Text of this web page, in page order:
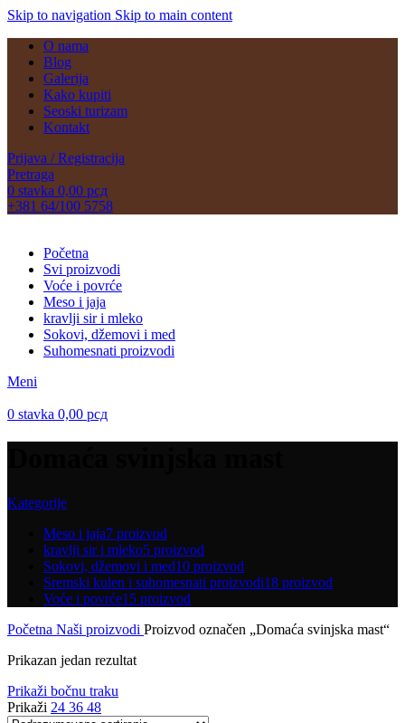
Skip to navigation Skip to main content
O nama
Blog
Galerija
Kako kupiti
Seoski turizam
Kontakt
Prijava / Registracija
Pretraga
0 stavka 0,00 рсд
+381 64/100 5758
Početna
Svi proizvodi
Voće i povrće
Meso i jaja
kravlji sir i mleko
Sokovi, džemovi i med
Suhomesnati proizvodi
Meni
0 stavka 0,00 рсд
Kategorije
Meso i jaja7 proizvod
kravlji sir i mleko5 proizvod
Sokovi, džemovi i med10 proizvod
Sremski kulen i suhomesnati proizvodi18 proizvod
Voće i povrće15 proizvod
Početna Naši proizvodi Proizvod označen „Domaća svinjska mast“
Prikazan jedan rezultat
Prikaži bočnu traku
Prikaži 24 36 48